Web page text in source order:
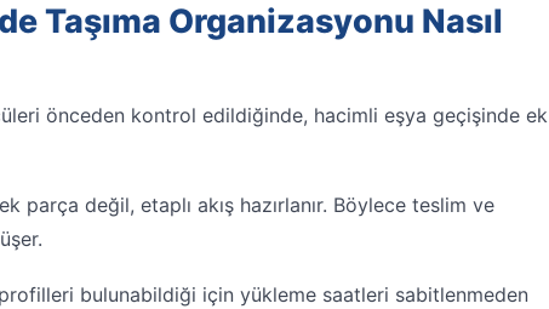
Taşıma Organizasyonu Nasıl
önceden kontrol edildiğinde, hacimli eşya geçişinde ek
parça değil, etaplı akış hazırlanır. Böylece teslim ve
bulunabildiği için yükleme saatleri sabitlenmeden